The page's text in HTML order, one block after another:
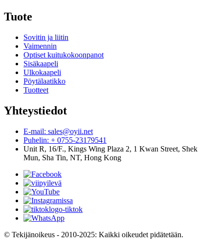
Tuote
Sovitin ja liitin
Vaimennin
Optiset kuitukokoonpanot
Sisäkaapeli
Ulkokaapeli
Pöytälaatikko
Tuotteet
Yhteystiedot
E-mail: sales@oyii.net
Puhelin: + 0755-23179541
Unit R, 16/F., Kings Wing Plaza 2, 1 Kwan Street, Shek
Mun, Sha Tin, NT, Hong Kong
© Tekijänoikeus - 2010-2025: Kaikki oikeudet pidätetään.